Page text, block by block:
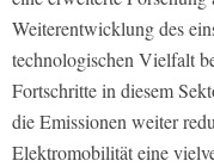
Weiterentwicklung des
technologischen Vielfalt
Fortschritte in diesem
die Emissionen weiter
Elektromobilität eine